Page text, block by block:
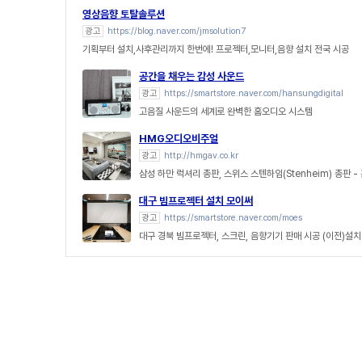
영상음향 토탈솔루션
광고 https://blog.naver.com/jmsolution7
기획부터 설치,사후관리까지 한번에! 프로젝터,모니터,음향 설치 전국 시공
공간을 채우는 감성 사운드
광고 https://smartstore.naver.com/hansungdigital
고음질 사운드의 세계로 완벽한 홈오디오 시스템
HMG오디오비주얼
광고 http://hmgav.co.kr
삼성 하만 럭셔리 총판, 스위스 스텐하임(Stenheim) 총판 -
대구 빔프로젝터 설치 모이써
광고 https://smartstore.naver.com/moes
대구 경북 빔프로젝터, 스크린, 음향기기 판매 시공 (이전)설